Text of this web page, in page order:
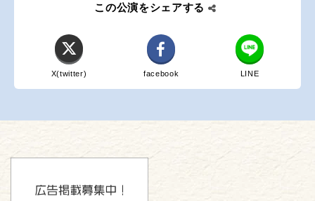
この公演をシェアする
X(twitter) facebook LINE